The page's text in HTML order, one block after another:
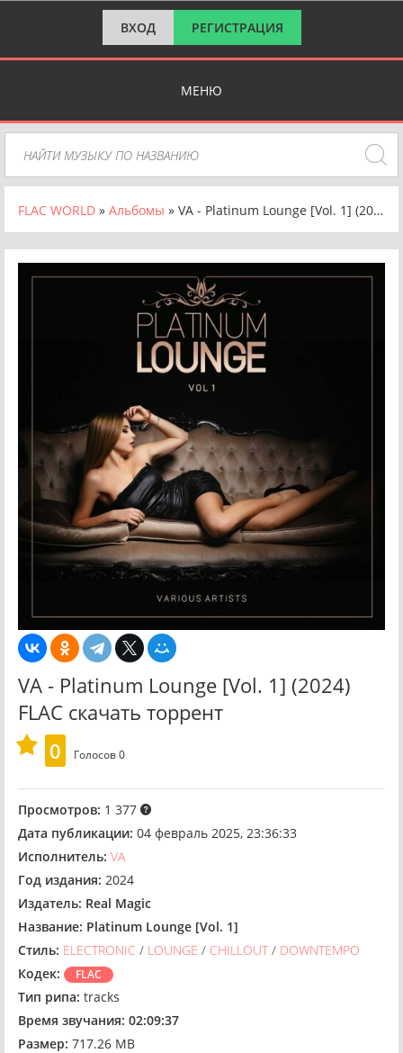
ВХОД РЕГИСТРАЦИЯ
МЕНЮ
FLAC WORLD » Альбомы » VA - Platinum Lounge [Vol. 1] (2024) FLAC
VA - Platinum Lounge [Vol. 1] (2024)
FLAC скачать торрент
0
Голосов0
Просмотров: 1 377
Дата публикации: 04 февраль 2025, 23:36:33
Исполнитель: VA
Год издания: 2024
Издатель: Real Magic
Название: Platinum Lounge [Vol. 1]
Стиль: ELECTRONIC / LOUNGE / CHILLOUT/ DOWNTEMPO
Кодек:
FLAC
Тип рипа: tracks
Время звучания: 02:09:37
Размер: 717.26 MB